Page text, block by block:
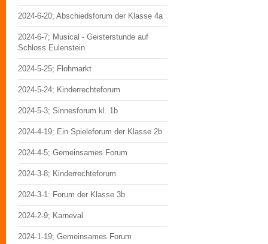
2024-6-20; Abschiedsforum der Klasse 4a
2024-6-7; Musical - Geisterstunde auf
Schloss Eulenstein
2024-5-25; Flohmarkt
2024-5-24; Kinderrechteforum
2024-5-3; Sinnesforum kl. 1b
2024-4-19; Ein Spieleforum der Klasse 2b
2024-4-5; Gemeinsames Forum
2024-3-8; Kinderrechteforum
2024-3-1: Forum der Klasse 3b
2024-2-9; Karneval
2024-1-19; Gemeinsames Forum